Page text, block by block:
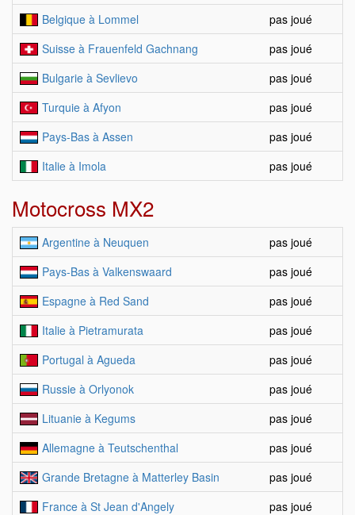
Belgique à Lommel
pas joué
Suisse à Frauenfeld Gachnang
pas joué
Bulgarie à Sevlievo
pas joué
Turquie à Afyon
pas joué
Pays-Bas à Assen
pas joué
Italie à Imola
pas joué
Motocross MX2
Argentine à Neuquen
pas joué
Pays-Bas à Valkenswaard
pas joué
Espagne à Red Sand
pas joué
Italie à Pietramurata
pas joué
Portugal à Agueda
pas joué
Russie à Orlyonok
pas joué
Lituanie à Kegums
pas joué
Allemagne à Teutschenthal
pas joué
Grande Bretagne à Matterley Basin
pas joué
France à St Jean d'Angely
pas joué